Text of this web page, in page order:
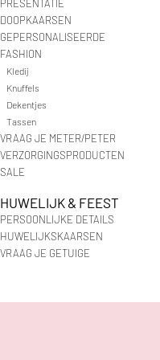
PRESENTATIE
DOOPKAARSEN
GEPERSONALISEERDE
FASHION
Kledij
Knuffels
Dekentjes
Tassen
VRAAG JE METER/PETER
VERZORGINGSPRODUCTEN
SALE
HUWELIJK & FEEST
PERSOONLIJKE DETAILS
HUWELIJKSKAARSEN
VRAAG JE GETUIGE